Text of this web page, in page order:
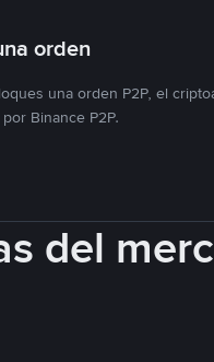
orden
una orden P2P, el
Binance P2P.
del